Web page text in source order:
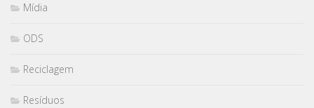
Mídia
ODS
Reciclagem
Resíduos